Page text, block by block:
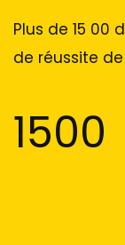
Plus de 15 00
de réussite de
1500